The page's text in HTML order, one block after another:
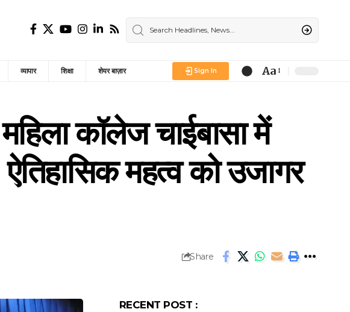
व्यापार शिक्षा शेयर बाज़ार Sign In
Font
Aa
कॉलेज चाईबासा में
महत्व को उजागर
Share
RECENT POST :